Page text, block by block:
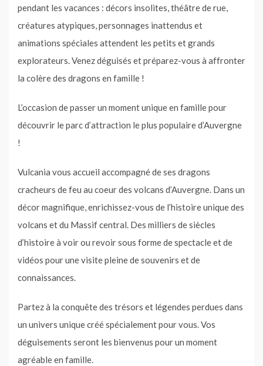
pendant les vacances : décors insolites, théâtre de rue,
créatures atypiques, personnages inattendus et
animations spéciales attendent les petits et grands
explorateurs. Venez déguisés et préparez-vous à affronter
la colère des dragons en famille !
L’occasion de passer un moment unique en famille pour
découvrir le parc d’attraction le plus populaire d’Auvergne
!
Vulcania vous accueil accompagné de ses dragons
cracheurs de feu au coeur des volcans d’Auvergne. Dans un
décor magnifique, enrichissez-vous de l’histoire unique des
volcans et du Massif central. Des milliers de siècles
d’histoire à voir ou revoir sous forme de spectacle et de
vidéos pour une visite pleine de souvenirs et de
connaissances.
Partez à la conquête des trésors et légendes perdues dans
un univers unique créé spécialement pour vous. Vos
déguisements seront les bienvenus pour un moment
agréable en famille.